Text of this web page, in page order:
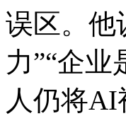
误区。他
力”“企业
人仍将AI